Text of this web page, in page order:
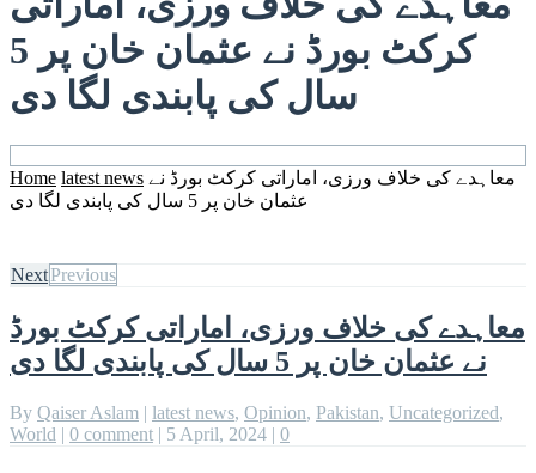
کرکٹ بورڈ نے عثمان خان پر 5
سال کی پابندی لگا دی
Home latest news معاہدے کی خلاف ورزی، اماراتی کرکٹ بورڈ نے
عثمان خان پر 5 سال کی پابندی لگا دی
NextPrevious
معاہدے کی خلاف ورزی، اماراتی کرکٹ بورڈ
نے عثمان خان پر 5 سال کی پابندی لگا دی
By Qaiser Aslam | latest news, Opinion, Pakistan, Uncategorized,
World | 0 comment | 5 April, 2024 | 0